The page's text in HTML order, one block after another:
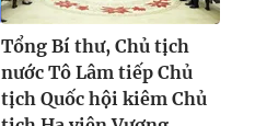
Tổng Bí thư, Chủ tịch
nước Tô Lâm tiếp Chủ
tịch Quốc hội kiêm Chủ